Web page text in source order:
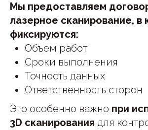
Мы предоставляем
лазерное сканирование, в
фиксируются:
Объем работ
Сроки выполнения
Точность данных
Ответственность сторон
Это особенно важно при
3D сканирования для